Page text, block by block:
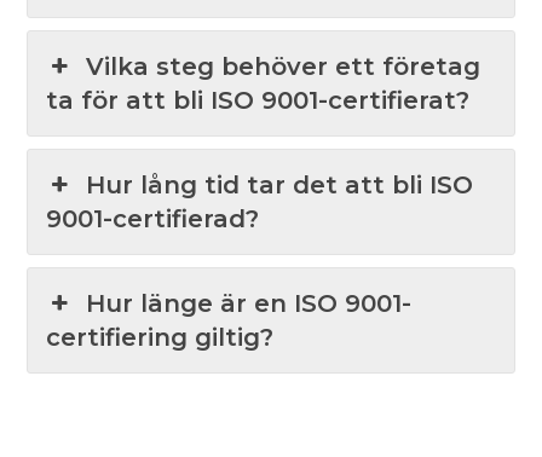
Vilka steg behöver ett företag
ta för att bli ISO 9001-certifierat?
Hur lång tid tar det att bli ISO
9001-certifierad?
Hur länge är en ISO 9001-
certifiering giltig?